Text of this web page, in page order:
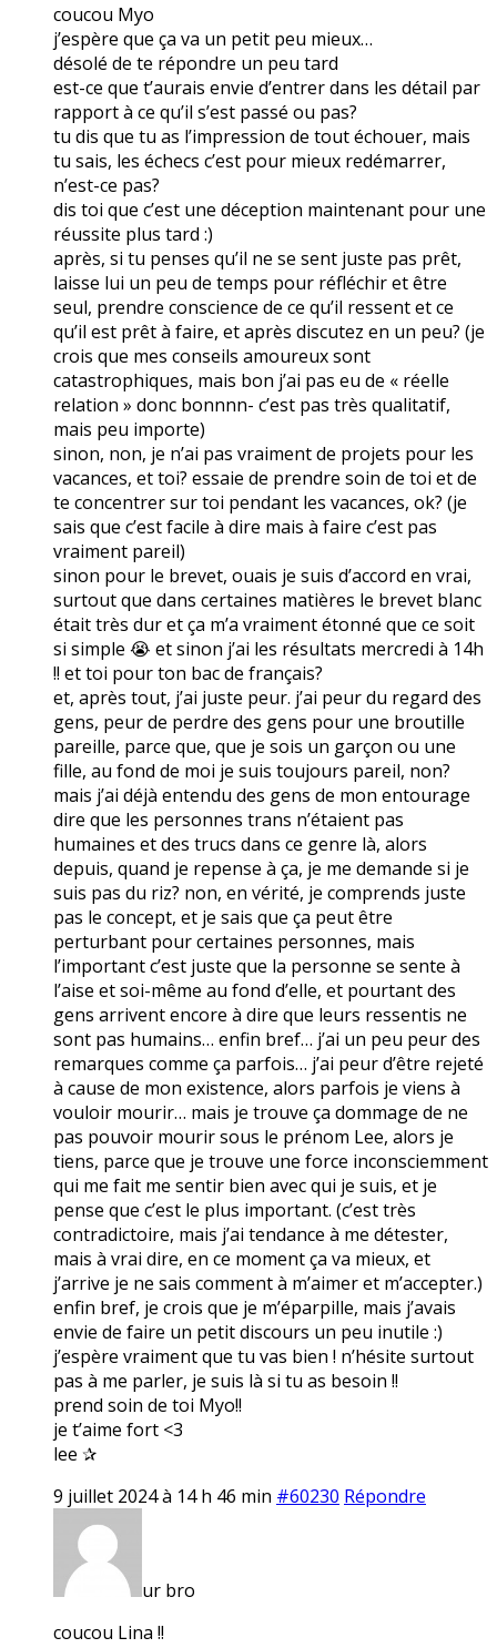
coucou Myo
j’espère que ça va un petit peu mieux…
désolé de te répondre un peu tard
est-ce que t’aurais envie d’entrer dans les détail par
rapport à ce qu’il s’est passé ou pas?
tu dis que tu as l’impression de tout échouer, mais
tu sais, les échecs c’est pour mieux redémarrer,
n’est-ce pas?
dis toi que c’est une déception maintenant pour une
réussite plus tard :)
après, si tu penses qu’il ne se sent juste pas prêt,
laisse lui un peu de temps pour réfléchir et être
seul, prendre conscience de ce qu’il ressent et ce
qu’il est prêt à faire, et après discutez en un peu? (je
crois que mes conseils amoureux sont
catastrophiques, mais bon j’ai pas eu de « réelle
relation » donc bonnnn- c’est pas très qualitatif,
mais peu importe)
sinon, non, je n’ai pas vraiment de projets pour les
vacances, et toi? essaie de prendre soin de toi et de
te concentrer sur toi pendant les vacances, ok? (je
sais que c’est facile à dire mais à faire c’est pas
vraiment pareil)
sinon pour le brevet, ouais je suis d’accord en vrai,
surtout que dans certaines matières le brevet blanc
était très dur et ça m’a vraiment étonné que ce soit
si simple 😭 et sinon j’ai les résultats mercredi à 14h
!! et toi pour ton bac de français?
et, après tout, j’ai juste peur. j’ai peur du regard des
gens, peur de perdre des gens pour une broutille
pareille, parce que, que je sois un garçon ou une
fille, au fond de moi je suis toujours pareil, non?
mais j’ai déjà entendu des gens de mon entourage
dire que les personnes trans n’étaient pas
humaines et des trucs dans ce genre là, alors
depuis, quand je repense à ça, je me demande si je
suis pas du riz? non, en vérité, je comprends juste
pas le concept, et je sais que ça peut être
perturbant pour certaines personnes, mais
l’important c’est juste que la personne se sente à
l’aise et soi-même au fond d’elle, et pourtant des
gens arrivent encore à dire que leurs ressentis ne
sont pas humains… enfin bref… j’ai un peu peur des
remarques comme ça parfois… j’ai peur d’être rejeté
à cause de mon existence, alors parfois je viens à
vouloir mourir… mais je trouve ça dommage de ne
pas pouvoir mourir sous le prénom Lee, alors je
tiens, parce que je trouve une force inconsciemment
qui me fait me sentir bien avec qui je suis, et je
pense que c’est le plus important. (c’est très
contradictoire, mais j’ai tendance à me détester,
mais à vrai dire, en ce moment ça va mieux, et
j’arrive je ne sais comment à m’aimer et m’accepter.)
enfin bref, je crois que je m’éparpille, mais j’avais
envie de faire un petit discours un peu inutile :)
j’espère vraiment que tu vas bien ! n’hésite surtout
pas à me parler, je suis là si tu as besoin !!
prend soin de toi Myo!!
je t’aime fort <3
lee ✰
9 juillet 2024 à 14 h 46 min #60230 Répondre
ur bro
coucou Lina !!